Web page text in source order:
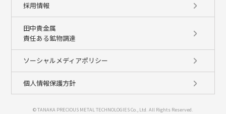
採用情報
田中貴金属
責任ある鉱物調達
ソーシャルメディアポリシー
個人情報保護方針
© TANAKA PRECIOUS METAL TECHNOLOGIES Co., Ltd. All Rights Reserved.